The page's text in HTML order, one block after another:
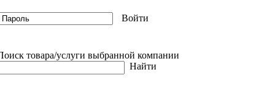
Войти
товара/услуги выбранной компании
Найти